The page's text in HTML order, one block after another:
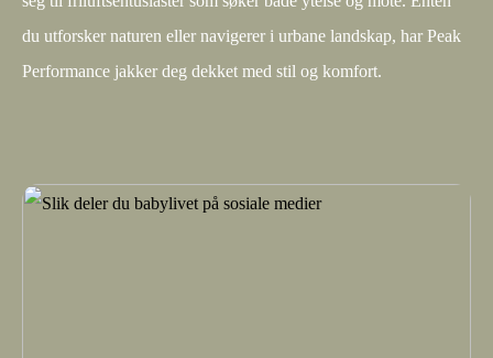
du utforsker naturen eller navigerer i urbane landskap, har Peak
Performance jakker deg dekket med stil og komfort.